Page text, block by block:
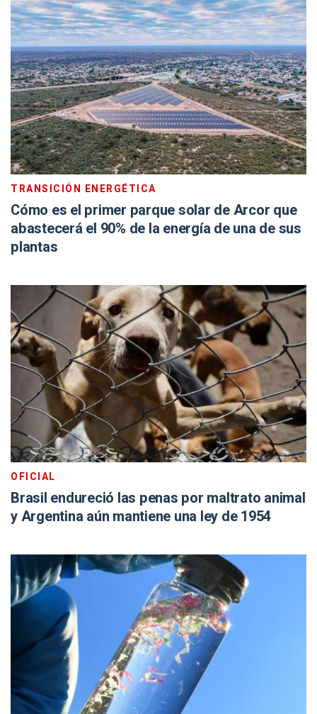
TRANSICIÓN ENERGÉTICA
Cómo es el primer parque solar de Arcor que
abastecerá el 90% de la energía de una de sus
plantas
OFICIAL
Brasil endureció las penas por maltrato animal
y Argentina aún mantiene una ley de 1954